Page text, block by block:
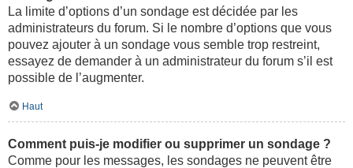
La limite d’options d’un sondage est décidée par les
administrateurs du forum. Si le nombre d’options que vous
pouvez ajouter à un sondage vous semble trop restreint,
essayez de demander à un administrateur du forum s’il est
possible de l’augmenter.
Haut
Comment puis-je modifier ou supprimer un sondage ?
Comme pour les messages, les sondages ne peuvent être